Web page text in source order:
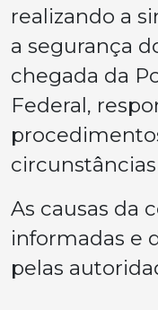
realizando a
a segurança
chegada da
Federal,
As causas da
informadas e
pelas